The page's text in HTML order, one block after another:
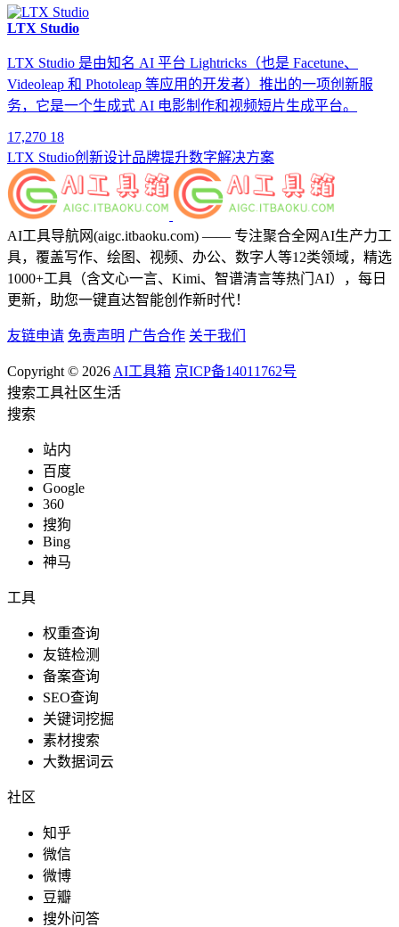
LTX Studio
LTX Studio 是由知名 AI 平台 Lightricks（也是 Facetune、
Videoleap 和 Photoleap 等应用的开发者）推出的一项创新服
务，它是一个生成式 AI 电影制作和视频短片生成平台。
17,270 18
LTX Studio创新设计品牌提升数字解决方案
AI工具导航网(aigc.itbaoku.com) —— 专注聚合全网AI生产力工
具，覆盖写作、绘图、视频、办公、数字人等12类领域，精选
1000+工具（含文心一言、Kimi、智谱清言等热门AI），每日
更新，助您一键直达智能创作新时代！
友链申请 免责声明 广告合作 关于我们
Copyright © 2026 AI工具箱 京ICP备14011762号
搜索工具社区生活
搜索
站内
百度
Google
360
搜狗
Bing
神马
工具
权重查询
友链检测
备案查询
SEO查询
关键词挖掘
素材搜索
大数据词云
社区
知乎
微信
微博
豆瓣
搜外问答